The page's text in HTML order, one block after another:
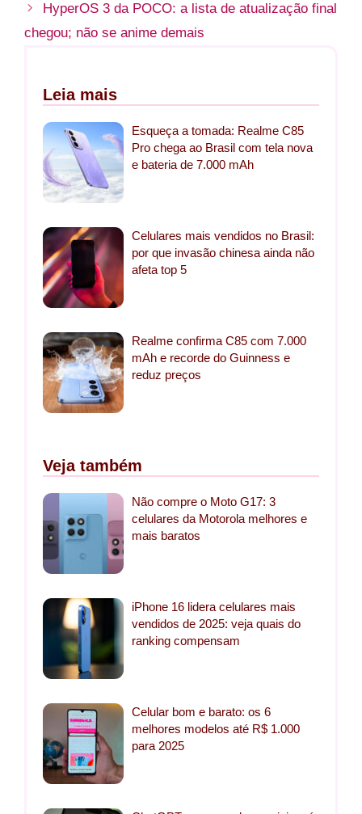
HyperOS 3 da POCO: a lista de atualização final
chegou; não se anime demais
Leia mais
Esqueça a tomada: Realme C85
Pro chega ao Brasil com tela nova
e bateria de 7.000 mAh
Celulares mais vendidos no Brasil:
por que invasão chinesa ainda não
afeta top 5
Realme confirma C85 com 7.000
mAh e recorde do Guinness e
reduz preços
Veja também
Não compre o Moto G17: 3
celulares da Motorola melhores e
mais baratos
iPhone 16 lidera celulares mais
vendidos de 2025: veja quais do
ranking compensam
Celular bom e barato: os 6
melhores modelos até R$ 1.000
para 2025